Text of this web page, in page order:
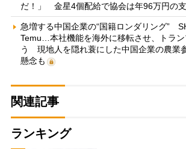
だ！」 金星4個配給で協会は年96万円の
急増する中国企業の“国籍ロンダリング”
Temu…本社機能を海外に移転させ、トラ
う 現地人を隠れ蓑にした中国企業の農業
懸念も
関連記事
ランキング